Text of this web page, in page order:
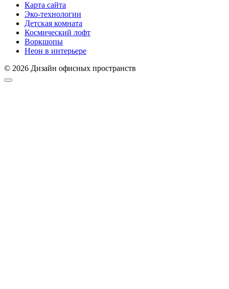
Карта сайта
Эко-технологии
Детская комната
Космический лофт
Воркшопы
Неон в интерьере
© 2026 Дизайн офисных пространств